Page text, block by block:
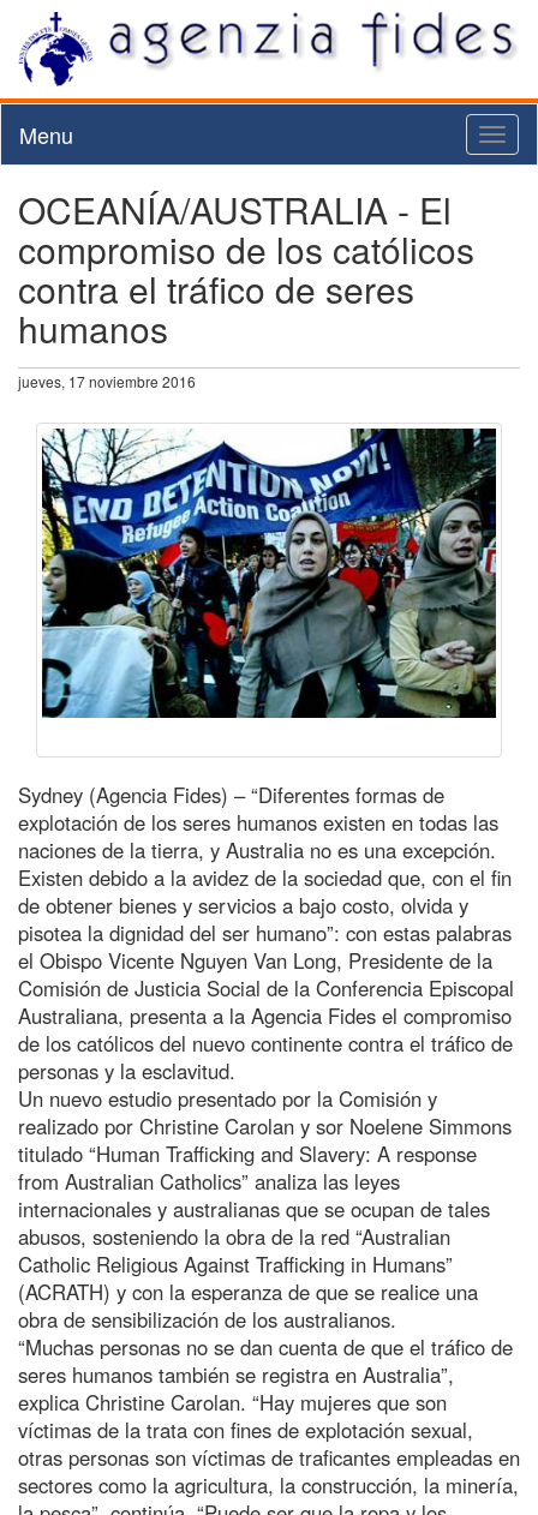
Menu
OCEANÍA/AUSTRALIA - El
compromiso de los católicos
contra el tráfico de seres
humanos
jueves, 17 noviembre 2016
Sydney (Agencia Fides) – “Diferentes formas de
explotación de los seres humanos existen en todas las
naciones de la tierra, y Australia no es una excepción.
Existen debido a la avidez de la sociedad que, con el fin
de obtener bienes y servicios a bajo costo, olvida y
pisotea la dignidad del ser humano”: con estas palabras
el Obispo Vicente Nguyen Van Long, Presidente de la
Comisión de Justicia Social de la Conferencia Episcopal
Australiana, presenta a la Agencia Fides el compromiso
de los católicos del nuevo continente contra el tráfico de
personas y la esclavitud.
Un nuevo estudio presentado por la Comisión y
realizado por Christine Carolan y sor Noelene Simmons
titulado “Human Trafficking and Slavery: A response
from Australian Catholics” analiza las leyes
internacionales y australianas que se ocupan de tales
abusos, sosteniendo la obra de la red “Australian
Catholic Religious Against Trafficking in Humans”
(ACRATH) y con la esperanza de que se realice una
obra de sensibilización de los australianos.
“Muchas personas no se dan cuenta de que el tráfico de
seres humanos también se registra en Australia”,
explica Christine Carolan. “Hay mujeres que son
víctimas de la trata con fines de explotación sexual,
otras personas son víctimas de traficantes empleadas en
sectores como la agricultura, la construcción, la minería,